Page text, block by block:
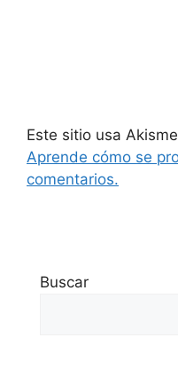
Este sitio usa
Aprende cómo se
comentarios.
Buscar